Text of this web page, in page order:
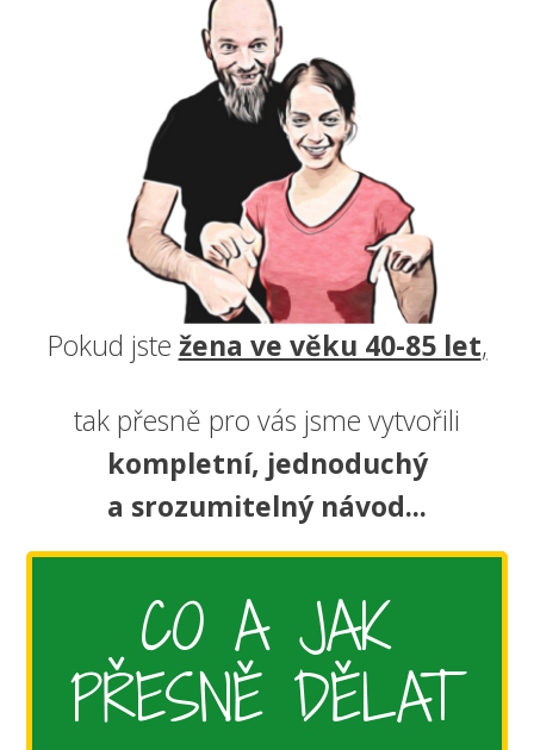
Pokud jste žena ve věku 40-85 let,
tak přesně pro vás jsme vytvořili
kompletní, jednoduchý
a srozumitelný návod...
CO A JAK
PŘESNĚ DĚLAT